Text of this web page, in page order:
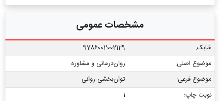
مشخصات عمومی
شابک:
9786002002129
موضوع اصلی:
روان‌درمانی و مشاوره
موضوع فرعی:
توان‌‏بخشی روانی
نوبت چاپ:
1